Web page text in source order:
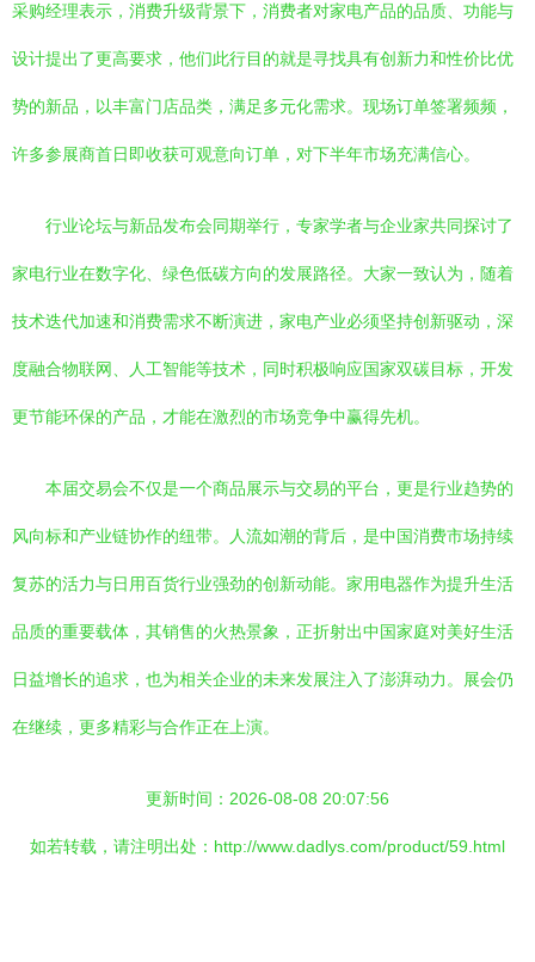
采购经理表示，消费升级背景下，消费者对家电产品的品质、功能与
设计提出了更高要求，他们此行目的就是寻找具有创新力和性价比优
势的新品，以丰富门店品类，满足多元化需求。现场订单签署频频，
许多参展商首日即收获可观意向订单，对下半年市场充满信心。
行业论坛与新品发布会同期举行，专家学者与企业家共同探讨了
家电行业在数字化、绿色低碳方向的发展路径。大家一致认为，随着
技术迭代加速和消费需求不断演进，家电产业必须坚持创新驱动，深
度融合物联网、人工智能等技术，同时积极响应国家双碳目标，开发
更节能环保的产品，才能在激烈的市场竞争中赢得先机。
本届交易会不仅是一个商品展示与交易的平台，更是行业趋势的
风向标和产业链协作的纽带。人流如潮的背后，是中国消费市场持续
复苏的活力与日用百货行业强劲的创新动能。家用电器作为提升生活
品质的重要载体，其销售的火热景象，正折射出中国家庭对美好生活
日益增长的追求，也为相关企业的未来发展注入了澎湃动力。展会仍
在继续，更多精彩与合作正在上演。
更新时间：2026-08-08 20:07:56
如若转载，请注明出处：http://www.dadlys.com/product/59.html